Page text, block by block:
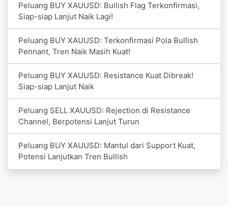
Peluang BUY XAUUSD: Bullish Flag Terkonfirmasi,
Siap-siap Lanjut Naik Lagi!
Peluang BUY XAUUSD: Terkonfirmasi Pola Bullish
Pennant, Tren Naik Masih Kuat!
Peluang BUY XAUUSD: Resistance Kuat Dibreak!
Siap-siap Lanjut Naik
Peluang SELL XAUUSD: Rejection di Resistance
Channel, Berpotensi Lanjut Turun
Peluang BUY XAUUSD: Mantul dari Support Kuat,
Potensi Lanjutkan Tren Bullish